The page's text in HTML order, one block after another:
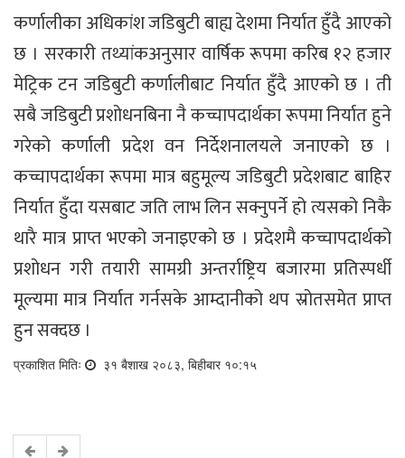
कर्णालीका अधिकांश जडिबुटी बाह्य देशमा निर्यात हुँदै आएको
छ । सरकारी तथ्यांकअनुसार वार्षिक रूपमा करिब १२ हजार
मेट्रिक टन जडिबुटी कर्णालीबाट निर्यात हुँदै आएको छ । ती
सबै जडिबुटी प्रशोधनबिना नै कच्चापदार्थका रूपमा निर्यात हुने
गरेको कर्णाली प्रदेश वन निर्देशनालयले जनाएको छ ।
कच्चापदार्थका रूपमा मात्र बहुमूल्य जडिबुटी प्रदेशबाट बाहिर
निर्यात हुँदा यसबाट जति लाभ लिन सक्नुपर्ने हो त्यसको निकै
थारै मात्र प्राप्त भएको जनाइएको छ । प्रदेशमै कच्चापदार्थको
प्रशोधन गरी तयारी सामग्री अन्तर्राष्ट्रिय बजारमा प्रतिस्पर्धी
मूल्यमा मात्र निर्यात गर्नसके आम्दानीको थप स्रोतसमेत प्राप्त
हुन सक्दछ ।
प्रकाशित मितिः ३१ बैशाख २०८३, बिहीबार १०:१५